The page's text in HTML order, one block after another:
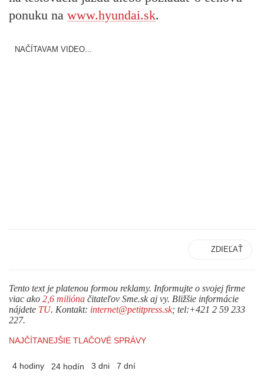
ponuku na www.hyundai.sk.
NAČÍTAVAM VIDEO...
ZDIEĽAŤ
Tento text je platenou formou reklamy. Informujte o svojej firme
viac ako 2,6 milióna čitateľov Sme.sk aj vy. Bližšie informácie
nájdete TU. Kontakt: internet@petitpress.sk; tel:+421 2 59 233
227.
NAJČÍTANEJŠIE TLAČOVÉ SPRÁVY
4 hodiny 24 hodín 3 dni 7 dní